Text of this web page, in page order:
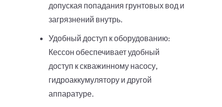
допуская попадания грунтовых вод и
загрязнений внутрь.
Удобный доступ к оборудованию:
Кессон обеспечивает удобный
доступ к скважинному насосу,
гидроаккумулятору и другой
аппаратуре.